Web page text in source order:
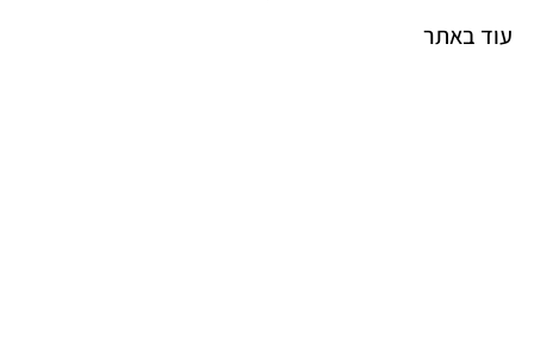
עוד באתר